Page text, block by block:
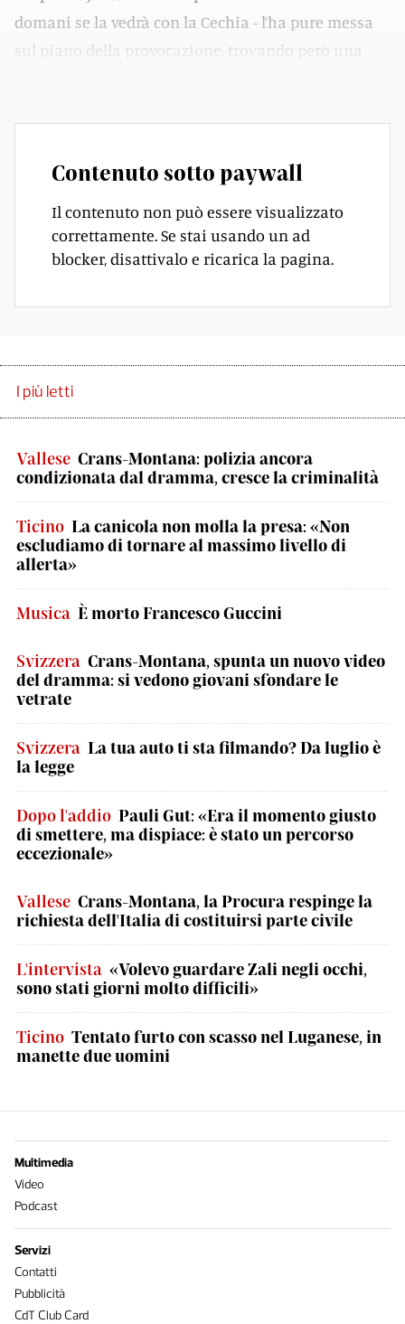
domani se la vedrà con la Cechia - l’ha pure messa
sul piano della provocazione, trovando però una
Contenuto sotto paywall
Il contenuto non può essere visualizzato
correttamente. Se stai usando un ad
blocker, disattivalo e ricarica la pagina.
I più letti
Vallese Crans-Montana: polizia ancora
condizionata dal dramma, cresce la criminalità
Ticino La canicola non molla la presa: «Non
escludiamo di tornare al massimo livello di
allerta»
Musica È morto Francesco Guccini
Svizzera Crans-Montana, spunta un nuovo video
del dramma: si vedono giovani sfondare le
vetrate
Svizzera La tua auto ti sta filmando? Da luglio è
la legge
Dopo l'addio Pauli Gut: «Era il momento giusto
di smettere, ma dispiace: è stato un percorso
eccezionale»
Vallese Crans-Montana, la Procura respinge la
richiesta dell'Italia di costituirsi parte civile
L'intervista «Volevo guardare Zali negli occhi,
sono stati giorni molto difficili»
Ticino Tentato furto con scasso nel Luganese, in
manette due uomini
Multimedia
Video
Podcast
Servizi
Contatti
Pubblicità
CdT Club Card